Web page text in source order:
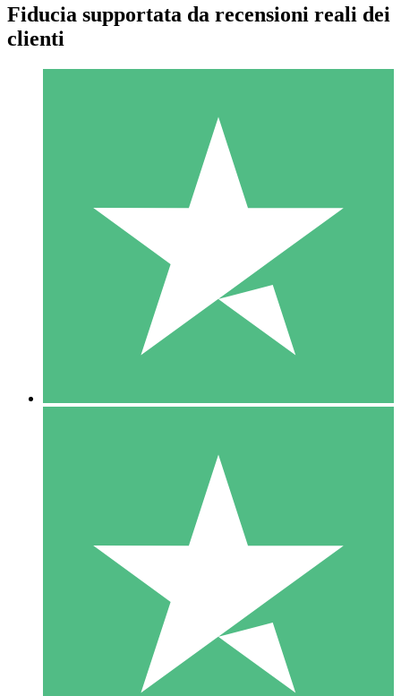
Pacchetti di Crediti Individuali
Paga a consumo con crediti di download. Nessun impegno
1 Download
10
US$1500
10 Download
20
Fiducia supportata da recensioni reali dei
clienti